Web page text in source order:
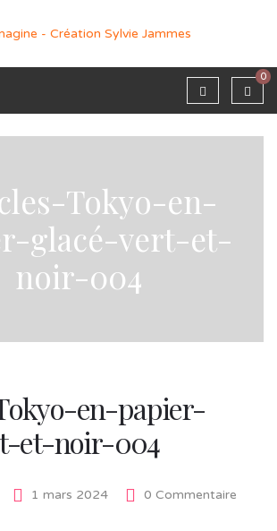
0
Tokyo-en-
glacé-vert-et-
noir-004
en-papier-
et-noir-004
1 mars 2024 0 Commentaire